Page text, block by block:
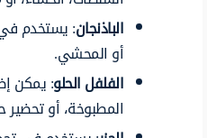
الباذنجان: يستخدم
أو المحشي.
الفلفل الحلو: يمكن
المطبوخة، أو